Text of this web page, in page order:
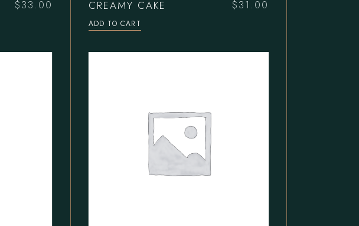
$33.00 CREAMY CAKE $31.00
ADD TO CART